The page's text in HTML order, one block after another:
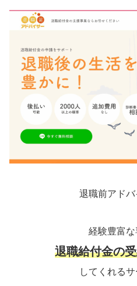
退職前アドバ
経験豊富
退職給付金の
してくれる